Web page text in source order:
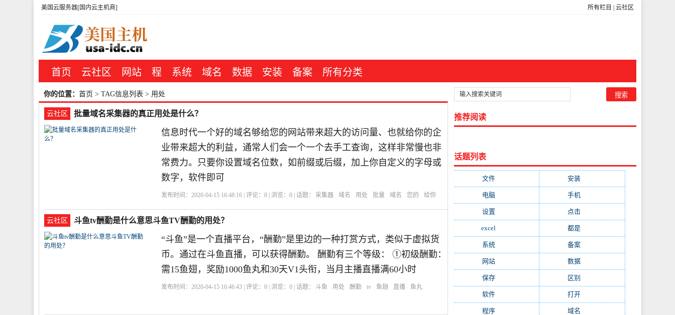
所有栏目 云社区
美国云服务器[国内云主机商]
首页 云社区 网站 程 系统 域名 数据 安装 备案 所有分类
你的位置： 首页 > TAG信息列表 > 用处
云社区 批量域名采集器的真正用处是什么？
信息时代一个好的域名够给您的网站带来超大的访问量、也就给你的企
业带来超大的利益，通常人们会一个一个去手工查询，这样非常慢也非
常费力。只要你设置域名位数，如前缀或后缀，加上你自定义的字母或
数字，软件即可
发布时间：2020-04-15 16:48:16 | 评论：0 | 浏览：0 | 话题： 采集器 域名 用处 批量 域名 您的 给你
云社区 斗鱼tv酬勤是什么意思斗鱼TV酬勤的用处？
“斗鱼”是一个直播平台，“酬勤”是里边的一种打赏方式，类似于虚拟货
币。通过在斗鱼直播，可以获得酬勤。 酬勤有三个等级： ①初级酬勤：
需15鱼翅，奖励1000鱼丸和30天V1头衔，当月主播直播满60小时
发布时间：2020-04-15 16:46:43 | 评论：0 | 浏览：0 | 话题： 斗鱼 用处 酬勤 tv 鱼翅 直播 鱼丸
推荐阅读
话题列表
文件(755) 安装
电脑(688) 手机
设置 点击
excel 都是
系统(495) 备案
网站(461) 数据
保存(438) 区别
软件(419) 打开
程序(387) 域名